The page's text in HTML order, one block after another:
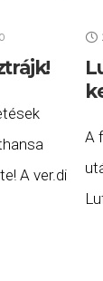
0
A ver.di
A